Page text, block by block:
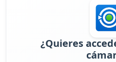
¿Quieres